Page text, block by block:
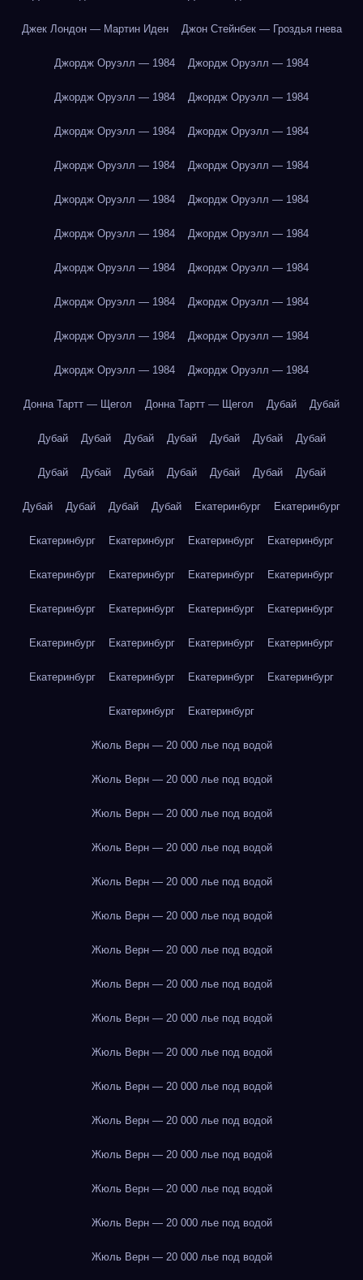
Джек Лондон — Мартин Иден Джон Стейнбек — Гроздья гнева
Джордж Оруэлл — 1984 Джордж Оруэлл — 1984
Джордж Оруэлл — 1984 Джордж Оруэлл — 1984
Джордж Оруэлл — 1984 Джордж Оруэлл — 1984
Джордж Оруэлл — 1984 Джордж Оруэлл — 1984
Джордж Оруэлл — 1984 Джордж Оруэлл — 1984
Джордж Оруэлл — 1984 Джордж Оруэлл — 1984
Джордж Оруэлл — 1984 Джордж Оруэлл — 1984
Джордж Оруэлл — 1984 Джордж Оруэлл — 1984
Джордж Оруэлл — 1984 Джордж Оруэлл — 1984
Джордж Оруэлл — 1984 Джордж Оруэлл — 1984
Донна Тартт — Щегол Донна Тартт — Щегол Дубай Дубай
Дубай Дубай Дубай Дубай Дубай Дубай Дубай
Дубай Дубай Дубай Дубай Дубай Дубай Дубай
Дубай Дубай Дубай Дубай Екатеринбург Екатеринбург
Екатеринбург Екатеринбург Екатеринбург Екатеринбург
Екатеринбург Екатеринбург Екатеринбург Екатеринбург
Екатеринбург Екатеринбург Екатеринбург Екатеринбург
Екатеринбург Екатеринбург Екатеринбург Екатеринбург
Екатеринбург Екатеринбург Екатеринбург Екатеринбург
Екатеринбург Екатеринбург
Жюль Верн — 20 000 лье под водой
Жюль Верн — 20 000 лье под водой
Жюль Верн — 20 000 лье под водой
Жюль Верн — 20 000 лье под водой
Жюль Верн — 20 000 лье под водой
Жюль Верн — 20 000 лье под водой
Жюль Верн — 20 000 лье под водой
Жюль Верн — 20 000 лье под водой
Жюль Верн — 20 000 лье под водой
Жюль Верн — 20 000 лье под водой
Жюль Верн — 20 000 лье под водой
Жюль Верн — 20 000 лье под водой
Жюль Верн — 20 000 лье под водой
Жюль Верн — 20 000 лье под водой
Жюль Верн — 20 000 лье под водой
Жюль Верн — 20 000 лье под водой